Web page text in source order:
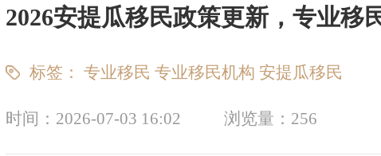
2026安提瓜移民政策更新，专业移
标签： 专业移民 专业移民机构 安提瓜移民
时间： 2026-07-03 16:02 浏览量： 256